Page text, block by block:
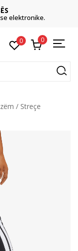
elektronike.
0 0
Streçe